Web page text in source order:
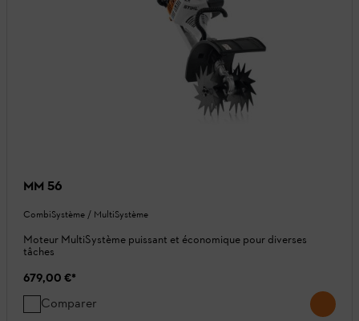
MM 56
CombiSystème / MultiSystème
Moteur MultiSystème puissant et économique pour diverses
tâches
679,00 €*
Comparer